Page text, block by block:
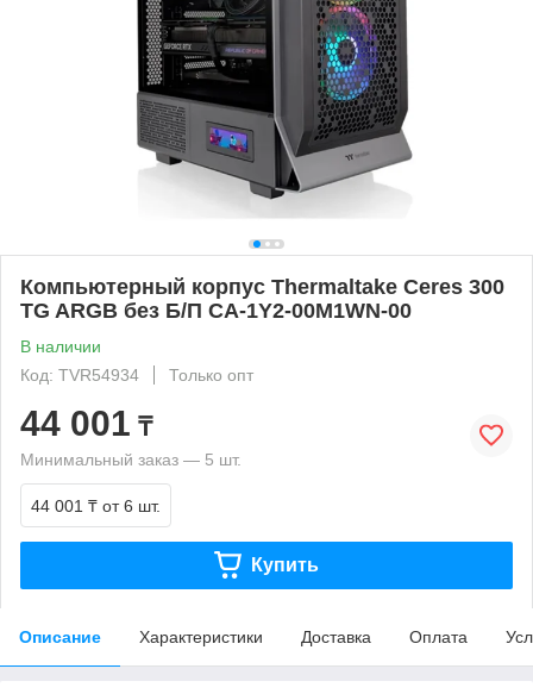
Компьютерный корпус Thermaltake Ceres 300
TG ARGB без Б/П CA-1Y2-00M1WN-00
В наличии
Код: TVR54934
Только опт
44 001 ₸
Минимальный заказ — 5 шт.
44 001 ₸ от 6 шт.
Купить
Описание Характеристики Доставка Оплата